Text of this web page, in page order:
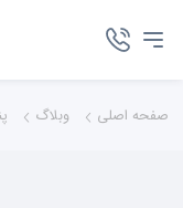
صفحه اصلی وبلاگ